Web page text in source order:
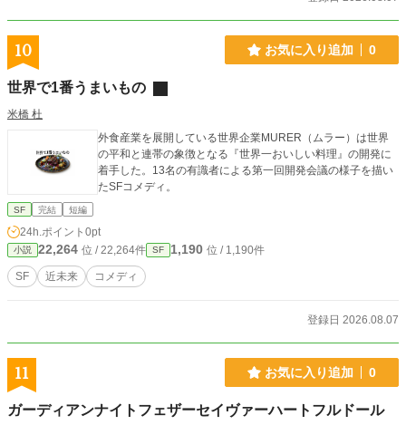
イ系物語。果たして、主人公は体育教師に寝取られた彼女を取り戻すことができ
るのか？ それともエネルギー供給担当は彼女と体育教師のセックス、パイロッ
色々なパロディに恋愛的な要素を組み合わせた作品となりますので、何でも許せ
る人向けの作品となっております。
10 お気に入り追加 0
世界で1番うまいもの
米橋 杜
外食産業を展開している世界企業MURER（ムラー）は世界
の平和と連帯の象徴となる『世界一おいしい料理』の開発に
着手した。13名の有識者による第一回開発会議の様子を描い
たSFコメディ。
SF 完結 短編
24h.ポイント 0pt
小説 22,264 位 / 22,264件 SF 1,190 位 / 1,190件
SF 近未来 コメディ
登録日 2026.08.07
11 お気に入り追加 0
ガーディアンナイトフェザーセイヴァーハートフルドール